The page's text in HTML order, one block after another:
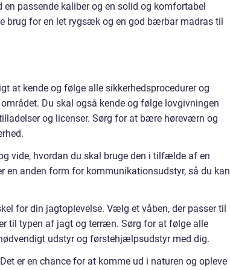
passende kaliber og en solid og komfortabel
brug for en let rygsæk og en god bærbar madras til
at kende og følge alle sikkerhedsprocedurer og
Du skal også kende og følge lovgivningen
og licenser. Sørg for at bære høreværn og
vide, hvordan du skal bruge den i tilfælde af en
en anden form for kommunikationsudstyr, så du kan
for din jagtoplevelse. Vælg et våben, der passer til
til typen af jagt og terræn. Sørg for at følge alle
udstyr og førstehjælpsudstyr med dig.
er en chance for at komme ud i naturen og opleve